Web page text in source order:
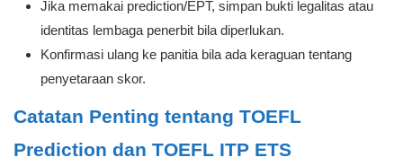
Checklist Berkas Bahasa Inggris
Sebelum Daftar
Checklist ini membantu Anda menghindari kesalahan umum
sebelum mengunggah atau menyerahkan dokumen. Fokusnya